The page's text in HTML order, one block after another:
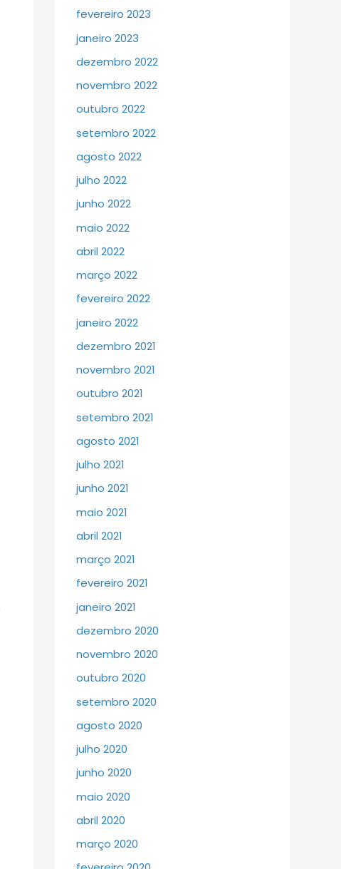
fevereiro 2023
janeiro 2023
dezembro 2022
novembro 2022
outubro 2022
setembro 2022
agosto 2022
julho 2022
junho 2022
maio 2022
abril 2022
março 2022
fevereiro 2022
janeiro 2022
dezembro 2021
novembro 2021
outubro 2021
setembro 2021
agosto 2021
julho 2021
junho 2021
maio 2021
abril 2021
março 2021
fevereiro 2021
janeiro 2021
dezembro 2020
novembro 2020
outubro 2020
setembro 2020
agosto 2020
julho 2020
junho 2020
maio 2020
abril 2020
março 2020